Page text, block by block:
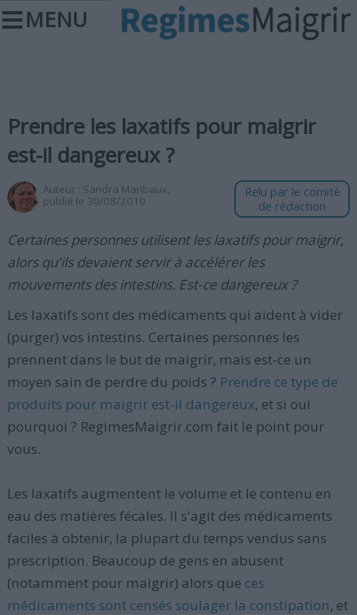
MENU
Prendre les laxatifs pour maigrir
est-il dangereux ?
Auteur : Sandra Maribaux,
publié le 30/08/2010
Relu par le comité
de rédaction
Certaines personnes utilisent les laxatifs pour maigrir,
alors qu'ils devaient servir à accélérer les
mouvements des intestins. Est-ce dangereux ?
Les laxatifs sont des médicaments qui aident à vider
(purger) vos intestins. Certaines personnes les
prennent dans le but de maigrir, mais est-ce un
moyen sain de perdre du poids ? Prendre ce type de
produits pour maigrir est-il dangereux, et si oui
pourquoi ? RegimesMaigrir.com fait le point pour
vous.
Les laxatifs augmentent le volume et le contenu en
eau des matières fécales. Il s'agit des médicaments
faciles à obtenir, la plupart du temps vendus sans
prescription. Beaucoup de gens en abusent
(notamment pour maigrir) alors que ces
médicaments sont censés soulager la constipation, et